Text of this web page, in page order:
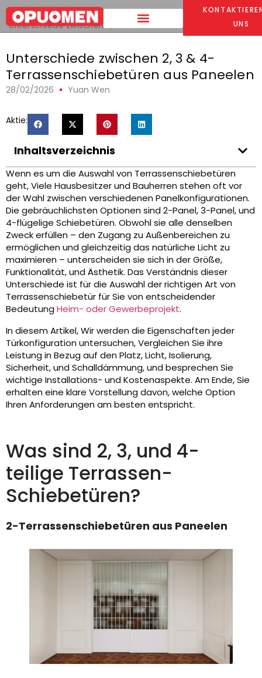
UNS
Heim >
Unterschiede zwischen 2, 3& 4-Panel Sliding Patio Doors
Unterschiede zwischen 2, 3 & 4-
Terrassenschiebetüren aus Paneelen
28/02/2026 Yuan Wen
Aktie:
Inhaltsverzeichnis
Wenn es um die Auswahl von Terrassenschiebetüren
geht, Viele Hausbesitzer und Bauherren stehen oft vor
der Wahl zwischen verschiedenen Panelkonfigurationen.
Die gebräuchlichsten Optionen sind 2-Panel, 3-Panel, und
4-flügelige Schiebetüren. Obwohl sie alle denselben
Zweck erfüllen – den Zugang zu Außenbereichen zu
ermöglichen und gleichzeitig das natürliche Licht zu
maximieren – unterscheiden sie sich in der Größe,
Funktionalität, und Ästhetik. Das Verständnis dieser
Unterschiede ist für die Auswahl der richtigen Art von
Terrassenschiebetür für Sie von entscheidender
Bedeutung Heim- oder Gewerbeprojekt.
In diesem Artikel, Wir werden die Eigenschaften jeder
Türkonfiguration untersuchen, Vergleichen Sie ihre
Leistung in Bezug auf den Platz, Licht, Isolierung,
Sicherheit, und Schalldämmung, und besprechen Sie
wichtige Installations- und Kostenaspekte. Am Ende, Sie
erhalten eine klare Vorstellung davon, welche Option
Ihren Anforderungen am besten entspricht.
Was sind 2, 3, und 4-
teilige Terrassen-
Schiebetüren?
2-Terrassenschiebetüren aus Paneelen